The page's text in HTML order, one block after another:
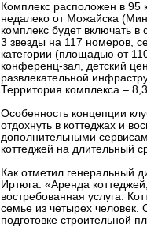
Комплекс расположен в 95
недалеко от Можайска
комплекс будет включать в
3 звезды на 117 номеров,
категории (площадью от
конференц-зал, детский
развлекательной
Территория комплекса –
Особенность концепции
отдохнуть в коттеджах и
дополнительными
коттеджей на длительный
Как отметил генеральный
Иртюга: «Аренда
востребованная услуга.
семье из четырех человек.
подготовке строительной